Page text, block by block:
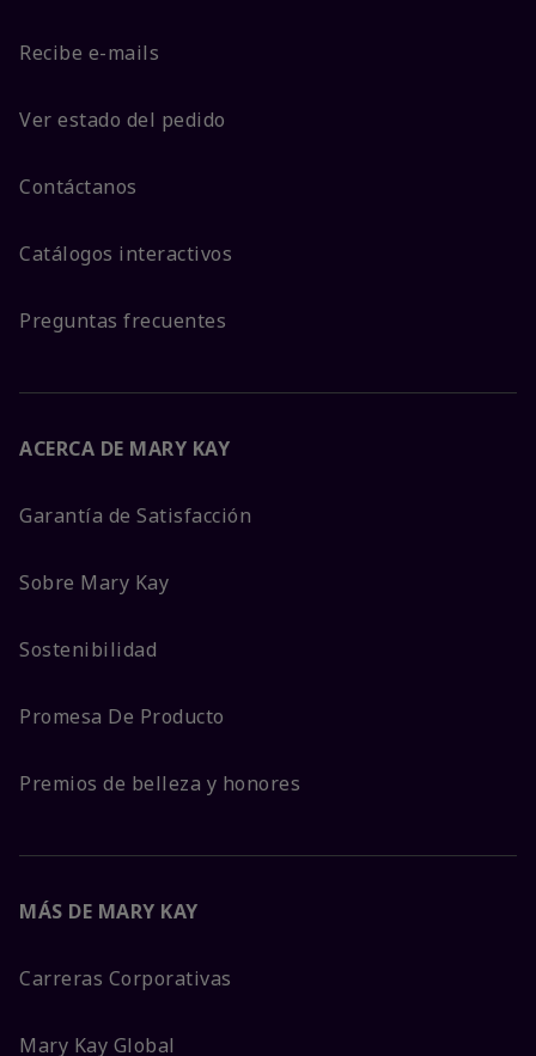
Recibe e-mails
Ver estado del pedido
Contáctanos
Catálogos interactivos
Preguntas frecuentes
ACERCA DE MARY KAY
Garantía de Satisfacción
Sobre Mary Kay
Sostenibilidad
Promesa De Producto
Premios de belleza y honores
MÁS DE MARY KAY
Carreras Corporativas
Mary Kay Global